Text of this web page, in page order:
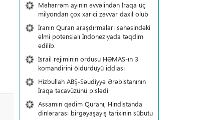
Məhərrəm ayının əvvəlindən İraqa üç
milyondan çox xarici zəvvar daxil olub
İranın Quran araşdırmaları sahəsindəki
elmi potensialı İndoneziyada təqdim
edilib.
İsrail rejiminin ordusu HƏMAS-ın 3
komandirini öldürdüyü iddiası
Hizbullah ABŞ-Səudiyyə Ərəbistanının
İraqa təcavüzünü pislədi
Assamın qədim Quranı; Hindistanda
dinlərarası birgəyaşayış tarixinin sübutu